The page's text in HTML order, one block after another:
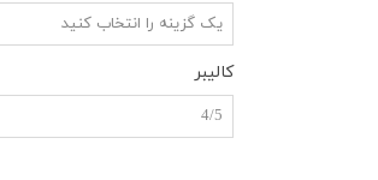
یک گزینه را انتخاب کنید
کالیبر
4/5